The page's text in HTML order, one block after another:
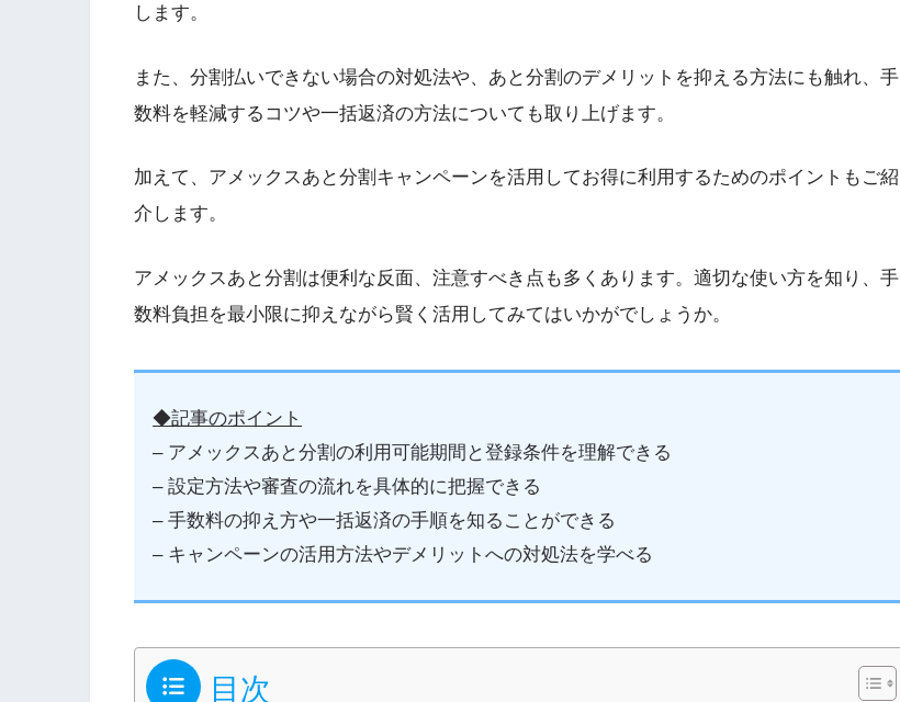
します。
また、分割払いできない場合の対処法や、あと分割のデメリットを抑える方法にも触れ、手
数料を軽減するコツや一括返済の方法についても取り上げます。
加えて、アメックスあと分割キャンペーンを活用してお得に利用するためのポイントもご紹
介します。
アメックスあと分割は便利な反面、注意すべき点も多くあります。適切な使い方を知り、手
数料負担を最小限に抑えながら賢く活用してみてはいかがでしょうか。
◆記事のポイント
– アメックスあと分割の利用可能期間と登録条件を理解できる
– 設定方法や審査の流れを具体的に把握できる
– 手数料の抑え方や一括返済の手順を知ることができる
– キャンペーンの活用方法やデメリットへの対処法を学べる
目次